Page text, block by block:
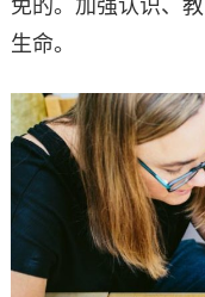
免的。加强认识、
生命。